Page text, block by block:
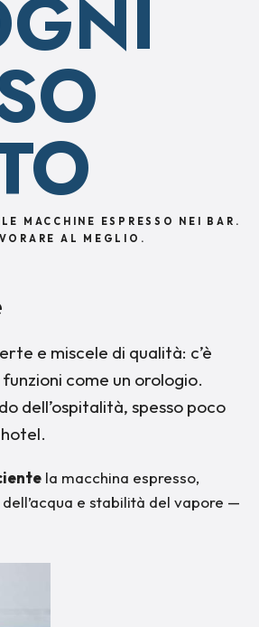
MACCHINE ESPRESSO NEI BAR.
AL MEGLIO.
e miscele di qualità: c’è
come un orologio.
dell’ospitalità, spesso poco
la macchina espresso,
e stabilità del vapore —